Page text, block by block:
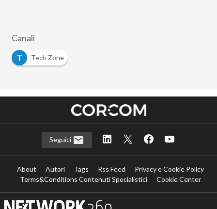
Canali
T
Tech Zone
Seguici
About Autori Tags Rss Feed
Privacy e Cookie Policy
Terms&Conditions Contenuti Specialistici
Cookie Center